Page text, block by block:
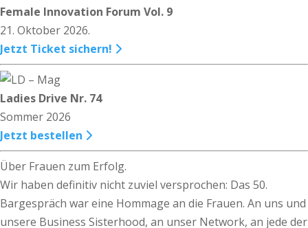
Female Innovation Forum Vol. 9
21. Oktober 2026.
Jetzt Ticket sichern!
Ladies Drive Nr. 74
Sommer 2026
Jetzt bestellen
Über Frauen zum Erfolg.
Wir haben definitiv nicht zuviel versprochen: Das 50.
Bargespräch war eine Hommage an die Frauen. An uns und
unsere Business Sisterhood, an unser Network, an jede der